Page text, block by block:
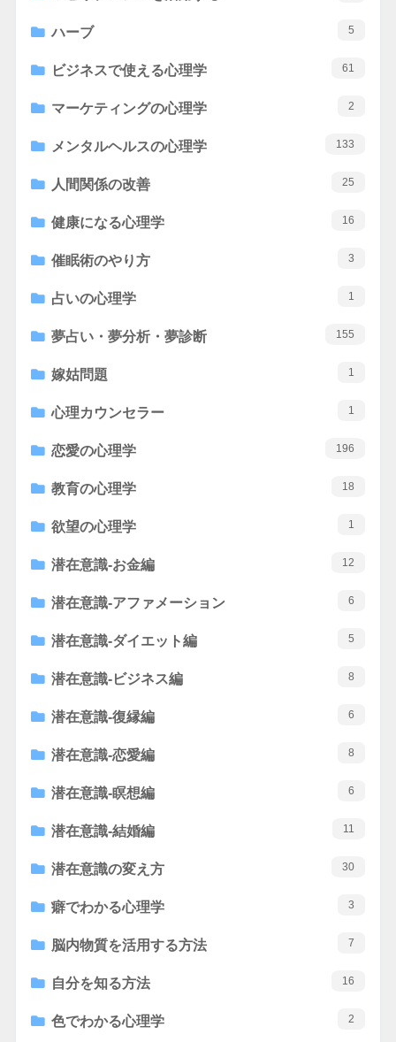
ハーブ 5
ビジネスで使える心理学 61
マーケティングの心理学 2
メンタルヘルスの心理学 133
人間関係の改善 25
健康になる心理学 16
催眠術のやり方 3
占いの心理学 1
夢占い・夢分析・夢診断 155
嫁姑問題 1
心理カウンセラー 1
恋愛の心理学 196
教育の心理学 18
欲望の心理学 1
潜在意識-お金編 12
潜在意識-アファメーション 6
潜在意識-ダイエット編 5
潜在意識-ビジネス編 8
潜在意識-復縁編 6
潜在意識-恋愛編 8
潜在意識-瞑想編 6
潜在意識-結婚編 11
潜在意識の変え方 30
癖でわかる心理学 3
脳内物質を活用する方法 7
自分を知る方法 16
色でわかる心理学 2